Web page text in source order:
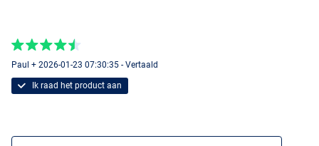
Paul + 2026-01-23 07:30:35 - Vertaald
Ik raad het product aan